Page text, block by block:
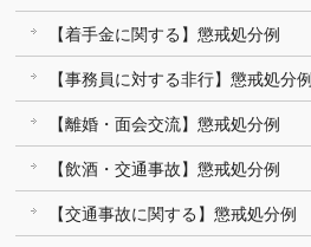
【着手金に関する】懲戒処分例
【事務員に対する非行】懲戒処分例
【離婚・面会交流】懲戒処分例
【飲酒・交通事故】懲戒処分例
【交通事故に関する】懲戒処分例